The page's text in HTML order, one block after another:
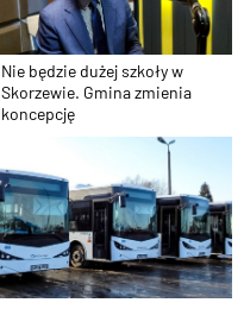
Nie będzie dużej szkoły w
Skorzewie. Gmina zmienia
koncepcję